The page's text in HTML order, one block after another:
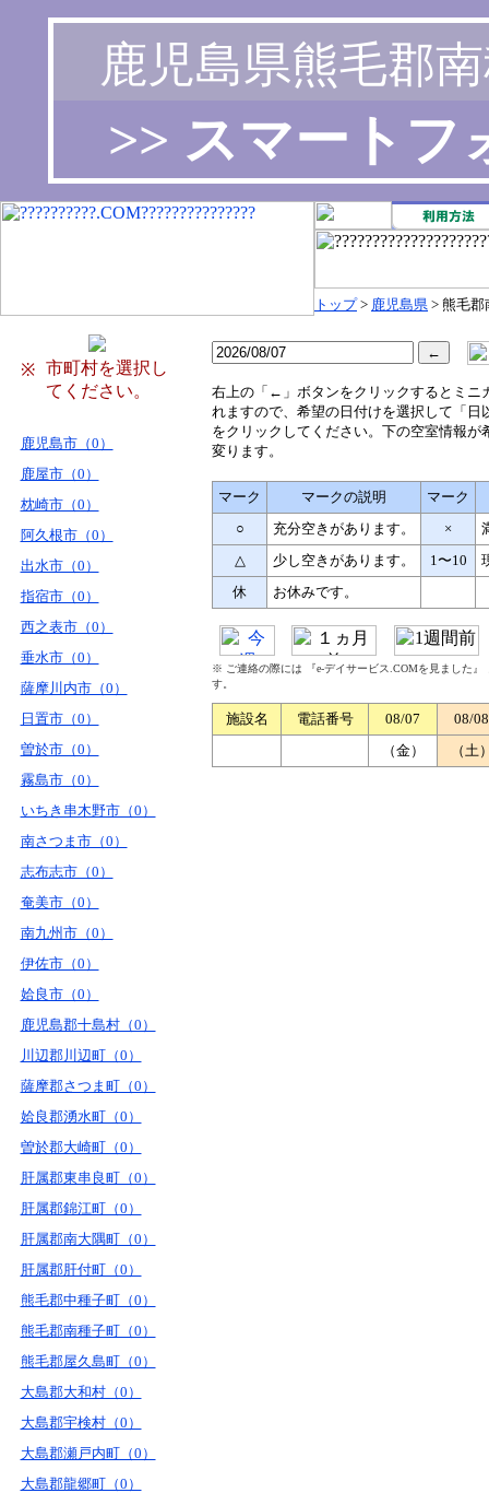
鹿児島県熊毛郡
>> スマートフ
トップ> 鹿児島県 > 熊毛郡
※
市町村を選択し
てください。
鹿児島市（0）
鹿屋市（0）
枕崎市（0）
阿久根市（0）
出水市（0）
指宿市（0）
西之表市（0）
垂水市（0）
薩摩川内市（0）
日置市（0）
曽於市（0）
霧島市（0）
いちき串木野市（0）
南さつま市（0）
志布志市（0）
奄美市（0）
南九州市（0）
伊佐市（0）
姶良市（0）
鹿児島郡十島村（0）
川辺郡川辺町（0）
薩摩郡さつま町（0）
姶良郡湧水町（0）
曽於郡大崎町（0）
肝属郡東串良町（0）
肝属郡錦江町（0）
肝属郡南大隅町（0）
肝属郡肝付町（0）
熊毛郡中種子町（0）
熊毛郡南種子町（0）
熊毛郡屋久島町（0）
大島郡大和村（0）
大島郡宇検村（0）
大島郡瀬戸内町（0）
大島郡龍郷町（0）
右 上の「←」ボタンをクリックするとミニ
れますので、希望の日付けを選択して「日
をクリックしてください。下の空室情報が
変ります。
マーク マークの説明
マーク
○
充分空きがあります。 ×
△
少し空きがあります。 1〜10
休
お休みです。
※ ご連絡の際には 『e-デイサービス.COMを見ました
す。
施設名 電話番号 08/07
08/08
（金）
（土